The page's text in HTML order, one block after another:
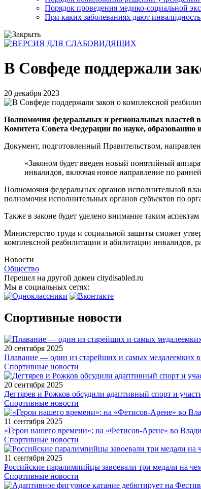
Порядок проведения медико-социальной
При каких заболеваниях дают
В Совфеде поддержали
20 декабря 2023
Полномочия федеральных и региональных властей
Комитета Совета Федерации по науке, образованию
Документ, подготовленный Правительством,
«Законом будет введен новый понятийный
инвалидов, включая новое направление по
Полномочия федеральных органов исполнительной
полномочия исполнительных органов субъектов по
Также в законе будет уделено внимание таким
Министерство труда и социальной защиты сможет
комплексной реабилитации и абилитации инвалидов,
Новости
Общество
Перешел на другой домен citydisabled.ru
Мы в социальных сетях:
Спортивные новости
20 сентября 2025
Плавание — один из старейших и самых медалеемких
Спортивные новости
20 сентября 2025
Дегтярев и Рожков обсудили адаптивный спорт и
Спортивные новости
11 сентября 2025
«Герои нашего времени»: на «Фетисов-Арене» во
Спортивные новости
11 сентября 2025
Российские паралимпийцы завоевали три медали на
Спортивные новости